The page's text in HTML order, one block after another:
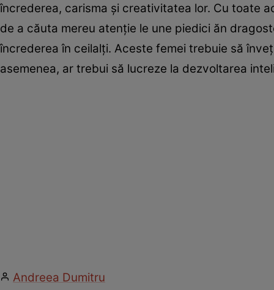
încrederea, carisma și creativitatea lor. Cu toate
de a căuta mereu atenție le une piedici ăn
încrederea în ceilalți. Aceste femei trebuie să
asemenea, ar trebui să lucreze la dezvoltarea
Andreea Dumitru